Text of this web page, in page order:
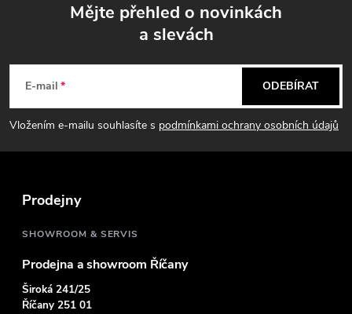
p
Mějte přehled o novinkách
a slevách
E-mail
Vložením e-mailu souhlasíte s podmínkami ochrany osobních údajů
ODEBÍRAT
Prodejny
SHOWROOM & SERVIS
Prodejna a showroom Říčany
Široká 241/25
Říčany 251 01